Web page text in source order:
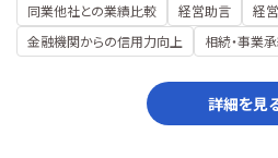
同業他社との業績比較
経営助言
経
金融機関からの信用力向上
相続・事業
詳細を見